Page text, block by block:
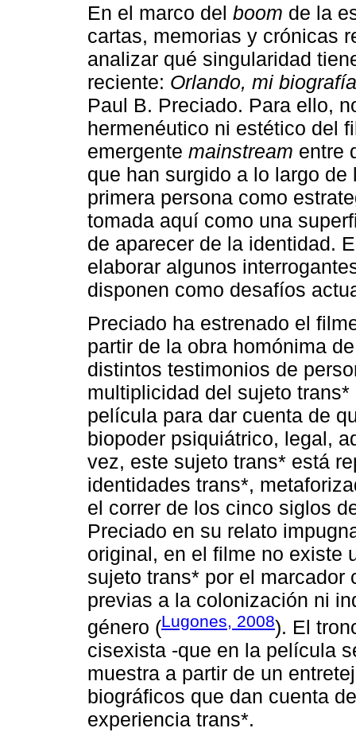
En el marco del boom de la
cartas, memorias y crónicas
analizar qué singularidad
reciente: Orlando, mi
Paul B. Preciado. Para ello,
hermenéutico ni estético del
emergente mainstream entre
que han surgido a lo largo
primera persona como
tomada aquí como una
de aparecer de la identidad.
elaborar algunos
disponen como desafíos
Preciado ha estrenado el
partir de la obra homónima
distintos testimonios de
multiplicidad del sujeto
película para dar cuenta de
biopoder psiquiátrico, legal,
vez, este sujeto trans* está
identidades trans*,
el correr de los cinco siglos
Preciado en su relato
original, en el filme no existe
sujeto trans* por el
previas a la colonización ni
género (Lugones, 2008). El
cisexista -que en la película
muestra a partir de un
biográficos que dan cuenta
experiencia trans*.